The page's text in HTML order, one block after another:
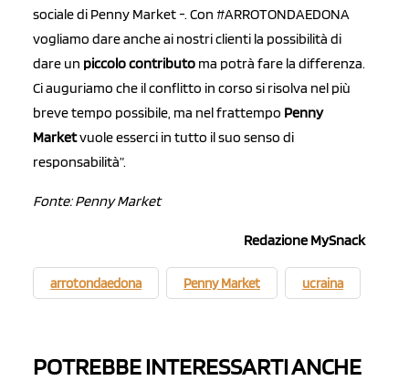
sociale di Penny Market -. Con #ARROTONDAEDONA
vogliamo dare anche ai nostri clienti la possibilità di
dare un piccolo contributo ma potrà fare la differenza.
Ci auguriamo che il conflitto in corso si risolva nel più
breve tempo possibile, ma nel frattempo Penny
Marketvuole esserci in tutto il suo senso di
responsabilità”.
Fonte: Penny Market
Redazione MySnack
arrotondaedona Penny Market ucraina
POTREBBE INTERESSARTI ANCHE